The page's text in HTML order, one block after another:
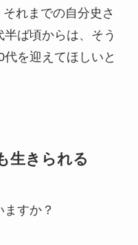
れまでの自分史さ
ば頃からは、そう
を迎えてほしいと
生きられる
すか？